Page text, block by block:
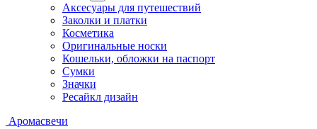
Аксесуары для путешествий
Заколки и платки
Косметика
Оригинальные носки
Кошельки, обложки на паспорт
Сумки
Значки
Ресайкл дизайн
Аромасвечи